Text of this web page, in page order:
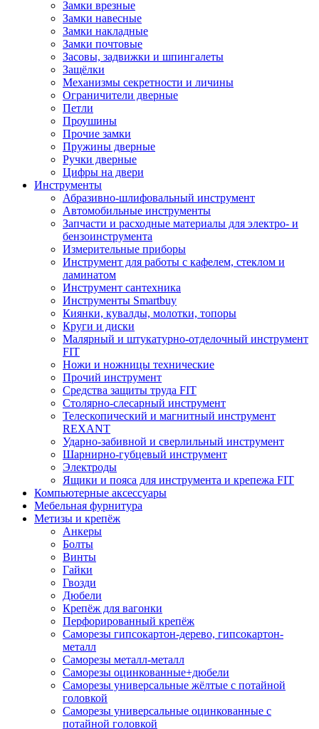
Замки врезные
Замки навесные
Замки накладные
Замки почтовые
Засовы, задвижки и шпингалеты
Защёлки
Механизмы секретности и личины
Ограничители дверные
Петли
Проушины
Прочие замки
Пружины дверные
Ручки дверные
Цифры на двери
Инструменты
Абразивно-шлифовальный инструмент
Автомобильные инструменты
Запчасти и расходные материалы для электро- и
бензоинструмента
Измерительные приборы
Инструмент для работы с кафелем, стеклом и
ламинатом
Инструмент сантехника
Инструменты Smartbuy
Киянки, кувалды, молотки, топоры
Круги и диски
Малярный и штукатурно-отделочный инструмент
FIT
Ножи и ножницы технические
Прочий инструмент
Средства защиты труда FIT
Столярно-слесарный инструмент
Телескопический и магнитный инструмент
REXANT
Ударно-забивной и сверлильный инструмент
Шарнирно-губцевый инструмент
Электроды
Ящики и пояса для инструмента и крепежа FIT
Компьютерные аксессуары
Мебельная фурнитура
Метизы и крепёж
Анкеры
Болты
Винты
Гайки
Гвозди
Дюбели
Крепёж для вагонки
Перфорированный крепёж
Саморезы гипсокартон-дерево, гипсокартон-
металл
Саморезы металл-металл
Саморезы оцинкованные+дюбели
Саморезы универсальные жёлтые с потайной
головкой
Саморезы универсальные оцинкованные с
потайной головкой